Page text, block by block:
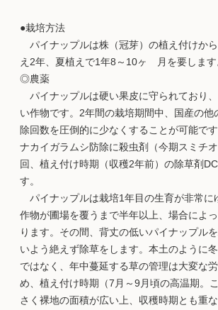
●栽培方法
パイナップルは株（冠芽）の植え付けか
え2年、夏植えで1年8～10ヶ 月を要します
◎農薬
パイナップルは硬い果皮に守られており
い作物です。2年間の栽培期間中、国産の他
除回数を圧倒的に少なくすることが可能で
ナカイガラムシ防除に殺虫剤（今期スミチ
回、植え付け時期（収穫2年前）の除草剤
す。
パイナップルは栽培1年目の生育が非常に
作物が圃場を覆うまで半年以上、場合によ
ります。その間、背丈の低いパイナップル
いよう絶えず除草をします。本土のように
ではなく、年中蔓延する草の管理は大変な
め、植え付け時期（7月～9月頃の高温期。
さく裸地の面積が広い上、収穫時期とも重